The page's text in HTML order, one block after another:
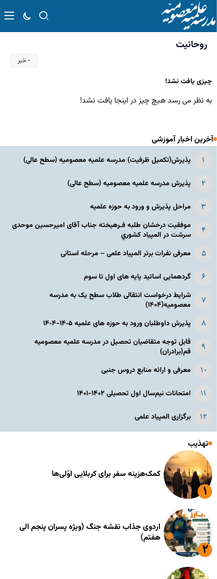
روحانیت
۰ خبر
چیزی یافت نشد!
به نظر می رسد هیچ چیز در اینجا یافت نشد!
آخرین اخبار آموزشی
پذیرش(تکمیل ظرفیت) مدرسه علمیه معصومیه‌ (سطح عالی)
پذیرش مدرسه علمیه معصومیه‌ (سطح عالی)
مراحل پذیرش و ورود به حوزه علمیه
موفقیت درخشان طلبه فـرهیخته جناب آقای امیرحسین موحدی
سرشت در المپياد كشوري
معرفی نفرات برتر المپیاد علمی – مرحله استانی
گردهمایی اساتید پایه های اول تا سوم
شرایط درخواست انتقالی طلاب سطح یک به مدرسه
معصومیه(۱۴۰۴)
پذیرش داوطلبان ورود به حوزه های علمیه ١۴٠۵-١۴٠۴
قابل توجه متقاضیان تحصیل در مدرسه علمیه معصومیه
قم(برادران)
معرفی و ارائه منابع دروس جنبی
امتحانات نیم‌سال اول تحصیلی ۱۴۰۲-۱۴۰۱
برگزاری المپیاد علمی
تهذیب
کمک‌هزینه سفر برای کربلایی اوّلی‌ها
اردوی جذاب نقشه جنگ (ویژه پسران پنجم الی
هفتم)